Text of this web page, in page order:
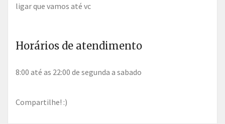
ligar que vamos até vc
Horários de atendimento
8:00 até as 22:00 de segunda a sabado
Compartilhe! :)